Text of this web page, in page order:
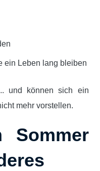
ein Leben lang bleiben
und können sich ein
mehr vorstellen.
Sommer